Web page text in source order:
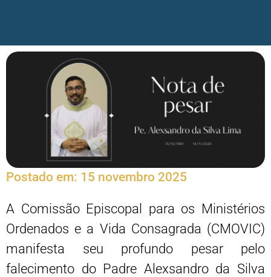
Postado em: 15 novembro 2025
A Comissão Episcopal para os Ministérios
Ordenados e a Vida Consagrada (CMOVIC)
manifesta seu profundo pesar pelo
falecimento do Padre Alexsandro da Silva